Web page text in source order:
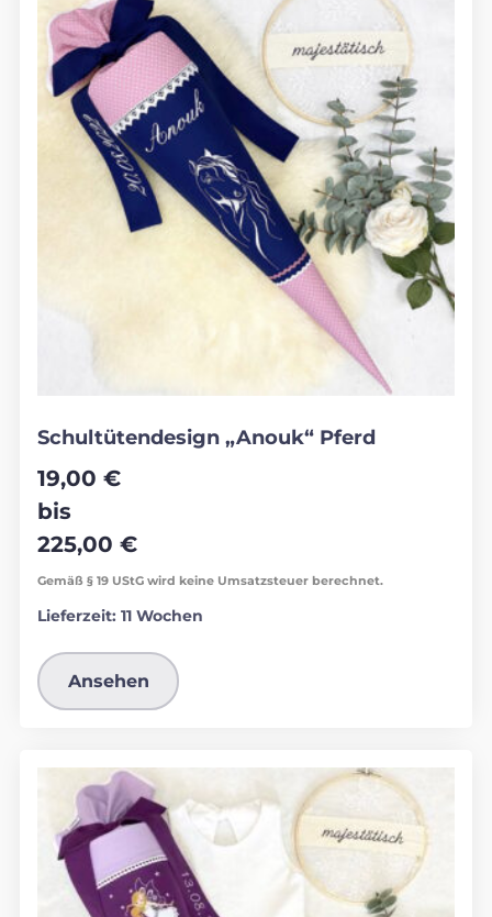
Schultütendesign „Anouk“ Pferd
19,00 €
bis
225,00 €
Gemäß § 19 UStG wird keine Umsatzsteuer berechnet.
Lieferzeit: 11 Wochen
Ansehen